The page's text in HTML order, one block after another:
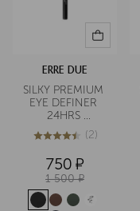
ERRE DUE
SILKY PREMIUM
EYE DEFINER
24HRS
Карандаш для
глаз стойкий
4.5из52 (2)
750 ¤
1 500 ¤